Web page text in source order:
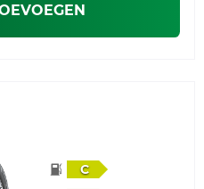
C